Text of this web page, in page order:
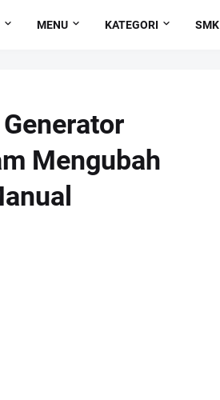
MENU KATEGORI SMK
Mengubah